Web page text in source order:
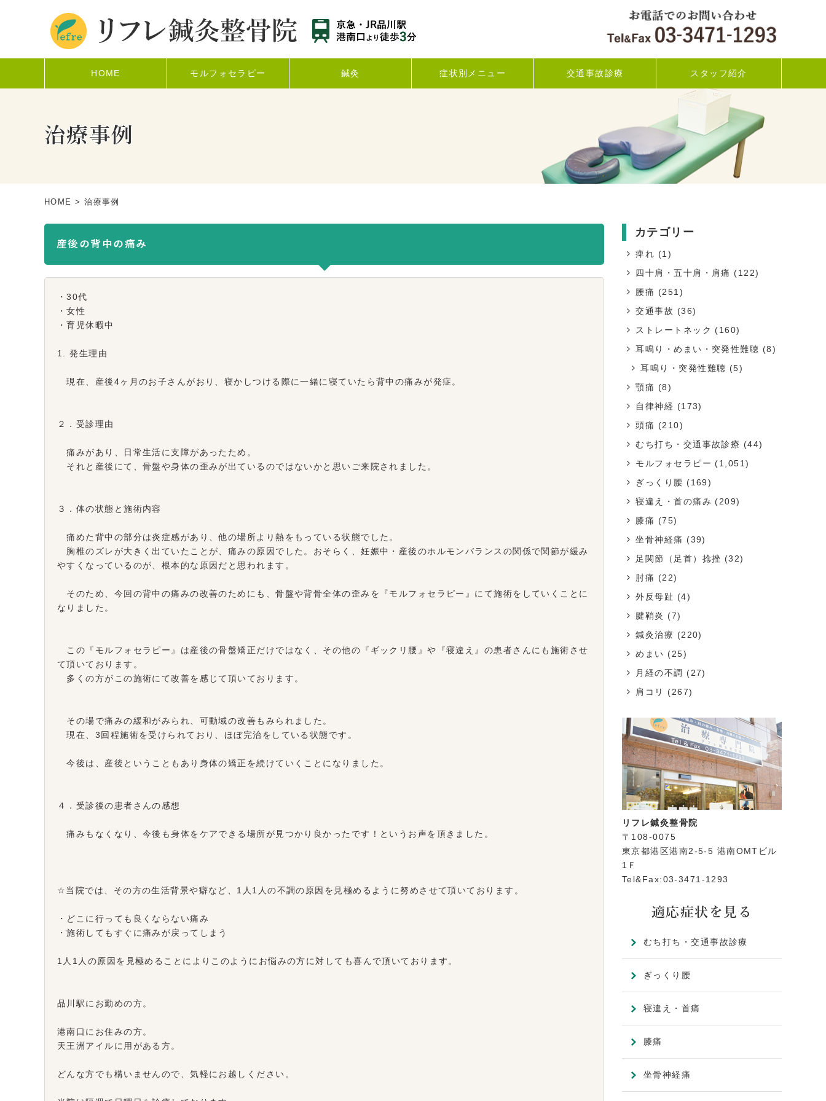
HOME モルフォセラピー 鍼灸 症状別メニュー 交通事故診療 スタッフ紹介
治療事例
HOME > 治療事例
産後の背中の痛み
・30代
・女性
・育児休暇中
1. 発生理由
現在、産後4ヶ月のお子さんがおり、寝かしつける際に一緒に寝ていたら背中の痛みが発症。
２．受診理由
痛みがあり、日常生活に支障があったため。
それと産後にて、骨盤や身体の歪みが出ているのではないかと思いご来院されました。
３．体の状態と施術内容
痛めた背中の部分は炎症感があり、他の場所より熱をもっている状態でした。
胸椎のズレが大きく出ていたことが、痛みの原因でした。おそらく、妊娠中・産後のホルモンバランスの関係で関節が緩み
やすくなっているのが、根本的な原因だと思われます。
そのため、今回の背中の痛みの改善のためにも、骨盤や背骨全体の歪みを『モルフォセラピー』にて施術をしていくことに
なりました。
この『モルフォセラピー』は産後の骨盤矯正だけではなく、その他の『ギックリ腰』や『寝違え』の患者さんにも施術させ
て頂いております。
多くの方がこの施術にて改善を感じて頂いております。
その場で痛みの緩和がみられ、可動域の改善もみられました。
現在、3回程施術を受けられており、ほぼ完治をしている状態です。
今後は、産後ということもあり身体の矯正を続けていくことになりました。
４．受診後の患者さんの感想
痛みもなくなり、今後も身体をケアできる場所が見つかり良かったです！というお声を頂きました。
☆当院では、その方の生活背景や癖など、1人1人の不調の原因を見極めるように努めさせて頂いております。
・どこに行っても良くならない痛み
・施術してもすぐに痛みが戻ってしまう
1人1人の原因を見極めることによりこのようにお悩みの方に対しても喜んで頂いております。
品川駅にお勤めの方。
港南口にお住みの方。
天王洲アイルに用がある方。
どんな方でも構いませんので、気軽にお越しください。
カテゴリー
痺れ (1)
四十肩・五十肩・肩痛 (122)
腰痛 (251)
交通事故 (36)
ストレートネック (160)
耳鳴り・めまい・突発性難聴 (8)
耳鳴り・突発性難聴 (5)
顎痛 (8)
自律神経 (173)
頭痛 (210)
むち打ち・交通事故診療 (44)
モルフォセラピー (1,051)
ぎっくり腰 (169)
寝違え・首の痛み (209)
膝痛 (75)
坐骨神経痛 (39)
足関節（足首）捻挫 (32)
肘痛 (22)
外反母趾 (4)
腱鞘炎 (7)
鍼灸治療 (220)
めまい (25)
月経の不調
(27)
肩コリ
(267)
リフレ鍼灸整骨院
〒108-0075
東京都港区港南2-5-5 港南OMTビル
1Ｆ
Tel&Fax:03-3471-1293
適応症状を見る
むち打ち・交通事故診療
ぎっくり腰
寝違え・首痛
膝痛
坐骨神経痛